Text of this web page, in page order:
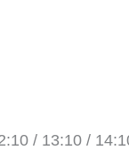
/ 13:10 /